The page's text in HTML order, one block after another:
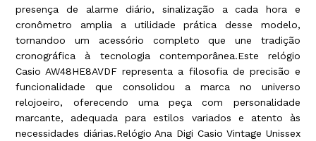
presença de alarme diário, sinalização a cada hora e
cronômetro amplia a utilidade prática desse modelo,
tornandoo um acessório completo que une tradição
cronográfica à tecnologia contemporânea.Este relógio
Casio AW48HE8AVDF representa a filosofia de precisão e
funcionalidade que consolidou a marca no universo
relojoeiro, oferecendo uma peça com personalidade
marcante, adequada para estilos variados e atento às
necessidades diárias.Relógio Ana Digi Casio Vintage Unissex